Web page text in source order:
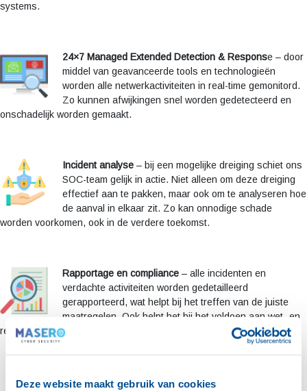
Deze website maakt gebruik van cookies
systems.
24×7 Managed Extended Detection & Response – door
middel van geavanceerde tools en technologieën
worden alle netwerkactiviteiten in real-time gemonitord.
Zo kunnen afwijkingen snel worden gedetecteerd en
onschadelijk worden gemaakt.
Incident analyse – bij een mogelijke dreiging schiet ons
SOC-team gelijk in actie. Niet alleen om deze dreiging
effectief aan te pakken, maar ook om te analyseren hoe
de aanval in elkaar zit. Zo kan onnodige schade
worden voorkomen, ook in de verdere toekomst.
Rapportage en compliance – alle incidenten en
verdachte activiteiten worden gedetailleerd
gerapporteerd, wat helpt bij het treffen van de juiste
maatregelen. Ook helpt het bij het voldoen aan wet- en
regelgeving op het gebied van databeveiliging (
ISO 27001,NIS2).